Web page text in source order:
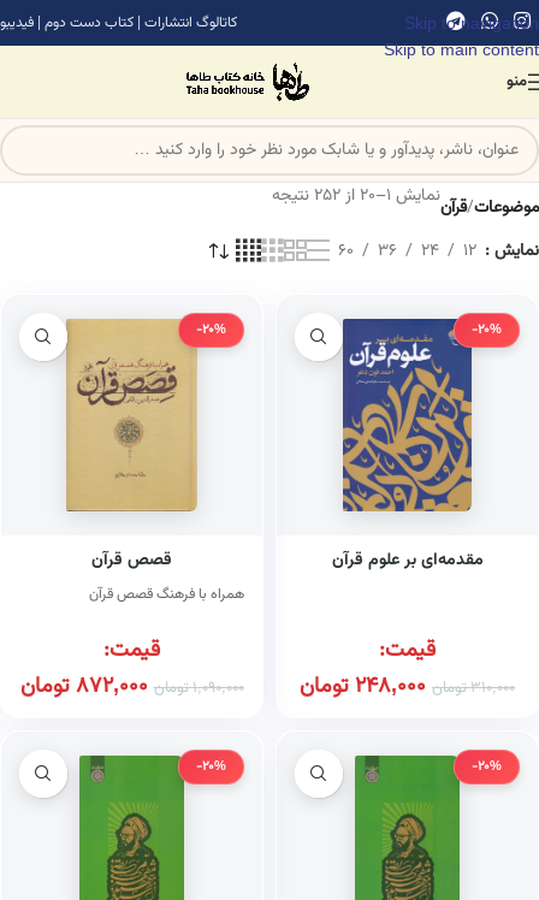
Skip to navigation
Skip to main content
کاتالوگ انتشارات | کتاب دست دوم | فیدیبو
منو
موضوعات/قرآننمایش 1–20 از 252 نتیجه
نمایش 12
24
36
60
-20%
مقدمه‌ای بر علوم قرآن
قیمت:
310,000تومان 248,000تومان
-20%
قصص قرآن
همراه با فرهنگ قصص قرآن
قیمت:
1,090,000تومان 872,000تومان
-20%
-20%